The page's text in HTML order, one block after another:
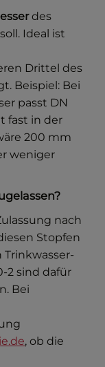
des
Ideal ist
Drittel des
Beispiel: Bei
passt DN
fast in der
200 mm
weniger
nach
Stopfen
2 sind dafür
Bei
, ob die